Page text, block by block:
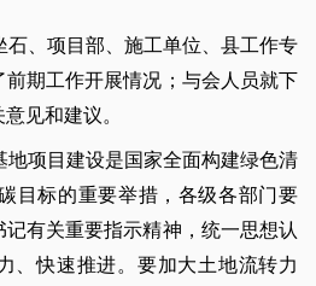
石、项目部、施工单位、县工作专
期工作开展情况；与会人员就下
见和建议。
地项目建设是国家全面构建绿色清
目标的重要举措，各级各部门要
有关重要指示精神，统一思想认
、快速推进。要加大土地流转力